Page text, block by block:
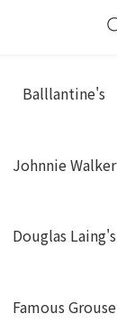
Balllantine's
Johnnie Walker
Douglas Laing's
Famous Grouse